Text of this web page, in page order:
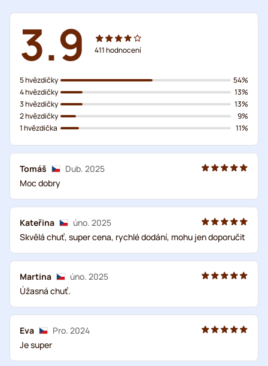
3.9 411hodnocení
5 hvězdičky
4 hvězdičky
3 hvězdičky
2 hvězdičky
1 hvězdička
54%
13%
13%
9%
11%
Tomáš
Dub. 2025
Moc dobry
Kateřina
úno. 2025
Skvělá chuť, super cena, rychlé dodání, mohu jen doporučit
Martina
úno. 2025
Úžasná chuť.
Eva
Pro. 2024
Je super